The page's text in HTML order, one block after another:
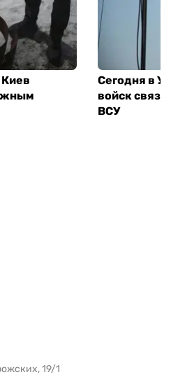
Киев
Сегодня в
войск
ВСУ
19/1